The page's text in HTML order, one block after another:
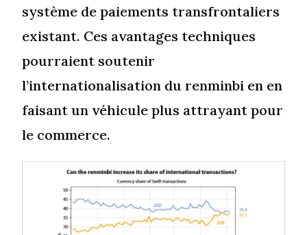
système de paiements transfrontaliers
existant. Ces avantages techniques
pourraient soutenir
l’internationalisation du renminbi en en
faisant un véhicule plus attrayant pour
le commerce.